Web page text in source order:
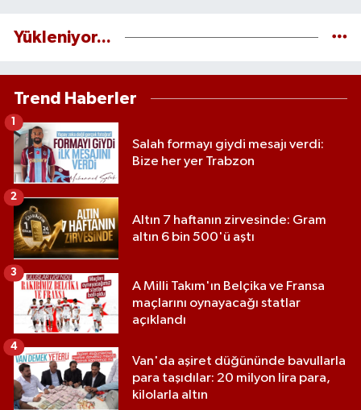
Yükleniyor...
Trend Haberler
Salah formayı giydi mesajı verdi:
Bize her yer Trabzon
Altın 7 haftanın zirvesinde: Gram
altın 6 bin 500'ü aştı
2
A Milli Takım'ın Belçika ve Fransa
maçlarını oynayacağı statlar
açıklandı
3
Van'da aşiret düğününde bavullarla
para taşıdılar: 20 milyon lira para,
kilolarla altın
4